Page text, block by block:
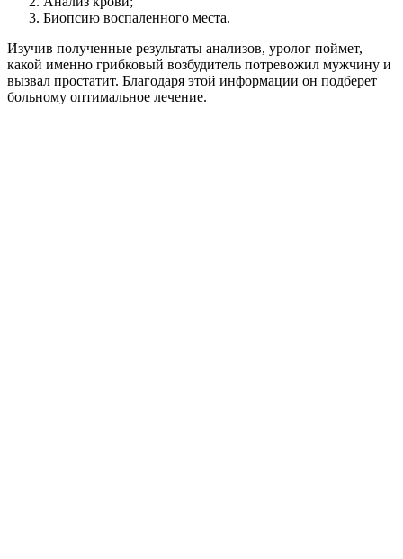
Биопсию воспаленного места.
Изучив полученные результаты анализов, уролог поймет,
какой именно грибковый возбудитель потревожил мужчину и
вызвал простатит. Благодаря этой информации он подберет
больному оптимальное лечение.